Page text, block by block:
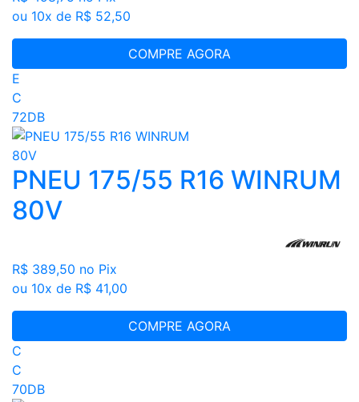
ou 10x de R$ 52,50
COMPRE AGORA
E
C
72DB
PNEU 175/55 R16 WINRUM
80V
R$ 389,50 no Pix
ou 10x de R$ 41,00
COMPRE AGORA
C
C
70DB